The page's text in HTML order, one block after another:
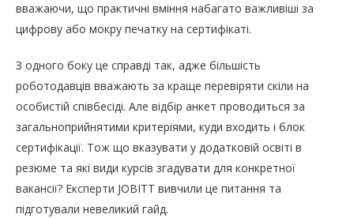
вважаючи, що практичні вміння набагато важливіші за
цифрову або мокру печатку на сертифікаті.
З одного боку це справді так, адже більшість
роботодавців вважають за краще перевіряти скіли на
особистій співбесіді. Але відбір анкет проводиться за
загальноприйнятими критеріями, куди входить і блок
сертифікації. Тож що вказувати у додатковій освіті в
резюме та які види курсів згадувати для конкретної
вакансії? Експерти JOBITT вивчили це питання та
підготували невеликий гайд.